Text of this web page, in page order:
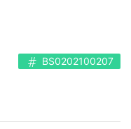
BS0202100207